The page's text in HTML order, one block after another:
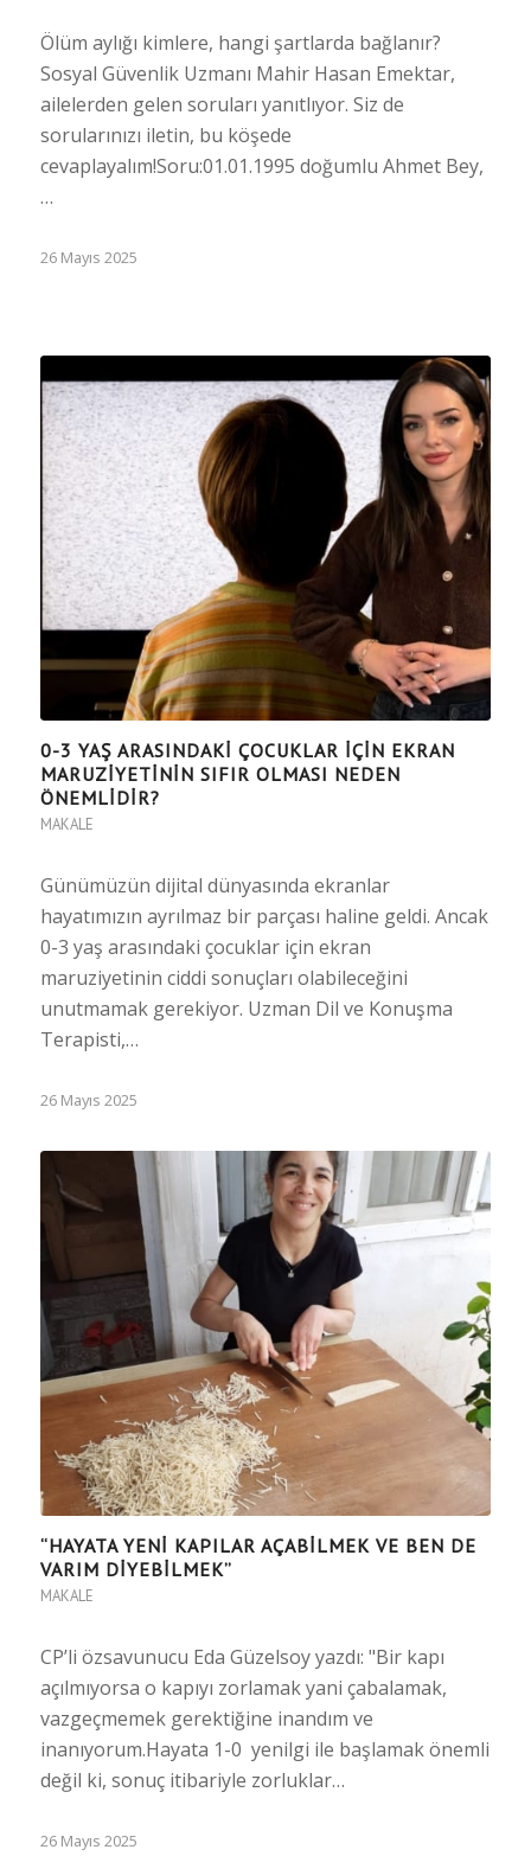
Ölüm aylığı kimlere, hangi şartlarda bağlanır?
Sosyal Güvenlik Uzmanı Mahir Hasan Emektar,
ailelerden gelen soruları yanıtlıyor. Siz de
sorularınızı iletin, bu köşede
cevaplayalım!Soru:01.01.1995 doğumlu Ahmet Bey,
…
26 Mayıs 2025
0-3 YAŞ ARASINDAKİ ÇOCUKLAR İÇİN EKRAN
MARUZİYETİNİN SIFIR OLMASI NEDEN
ÖNEMLİDİR?
MAKALE
Günümüzün dijital dünyasında ekranlar
hayatımızın ayrılmaz bir parçası haline geldi. Ancak
0-3 yaş arasındaki çocuklar için ekran
maruziyetinin ciddi sonuçları olabileceğini
unutmamak gerekiyor. Uzman Dil ve Konuşma
Terapisti,…
26 Mayıs 2025
“HAYATA YENİ KAPILAR AÇABİLMEK VE BEN DE
VARIM DİYEBİLMEK”
MAKALE
CP’li özsavunucu Eda Güzelsoy yazdı: "Bir kapı
açılmıyorsa o kapıyı zorlamak yani çabalamak,
vazgeçmemek gerektiğine inandım ve
inanıyorum.Hayata 1-0 yenilgi ile başlamak önemli
değil ki, sonuç itibariyle zorluklar…
26 Mayıs 2025